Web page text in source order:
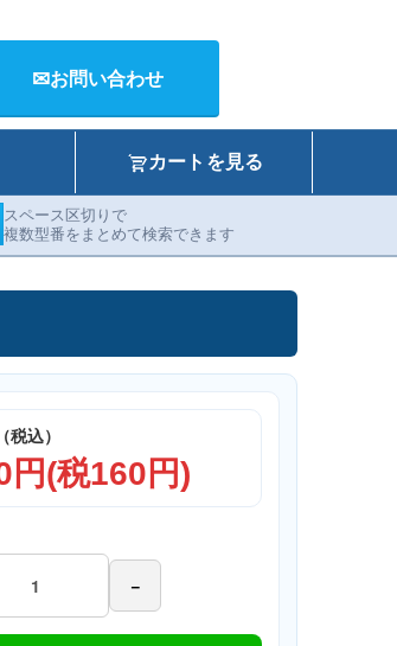
✉お問い合わせ
カートを見る
スペース区切りで
複数型番をまとめて検索できます
税込）
円(税160円)
－